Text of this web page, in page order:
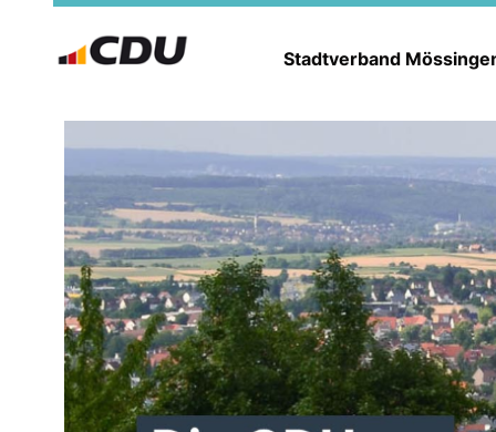
Stadtverband